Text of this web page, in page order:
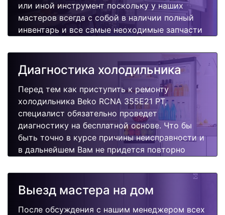
или иной инструмент поскольку у наших
мастеров всегда с собой в наличии полный
инвентарь и все самые неоходимые запчасти
быстро, качественно и недорого.
Диагностика холодильника
Перед тем как приступить к ремонту
холодильника Beko RCNA 355E21 PT,
специалист обязательно проведет
диагностику на бесплатной основе. Что бы
быть точно в курсе причины неисправности и
в дальнейшем Вам не придется повторно
поломок.
Выезд мастера на дом
После обсуждения с нашим менеджером всех